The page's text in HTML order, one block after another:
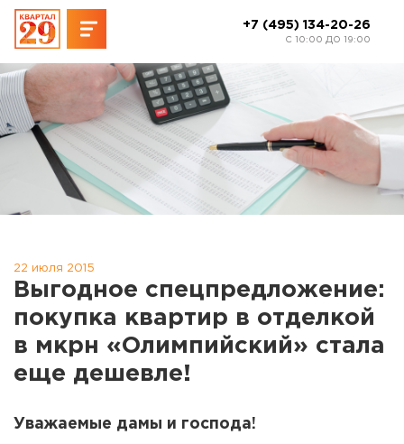
+7 (495) 134-20-26
C 10:00 ДО 19:00
22 июля 2015
Выгодное спецпредложение:
покупка квартир в отделкой
в мкрн «Олимпийский» стала
еще дешевле!
Уважаемые дамы и господа!